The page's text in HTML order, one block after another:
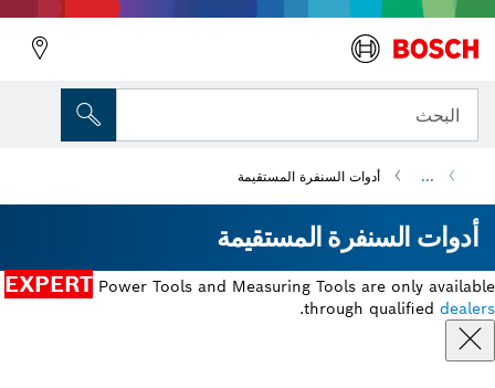
البحث
... أدوات السنفرة المستقيمة
أدوات السنفرة المستقيمة
EXPERT Power Tools and Measuring Tools are only available
through qualified dealers
.